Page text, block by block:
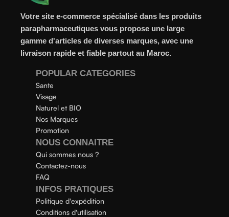
Votre site e-commerce spécialisé dans les produits
parapharmaceutiques vous propose une large
gamme d'articles de diverses marques, avec une
livraison rapide et fiable partout au Maroc.
POPULAR CATEGORIES
Sante
Visage
Naturel et BIO
Nos Marques
Promotion
NOUS CONNAITRE
Qui sommes nous ?
Contactez-nous
FAQ
INFOS PRATIQUES
Politique d'expédition
Conditions d'utilisation